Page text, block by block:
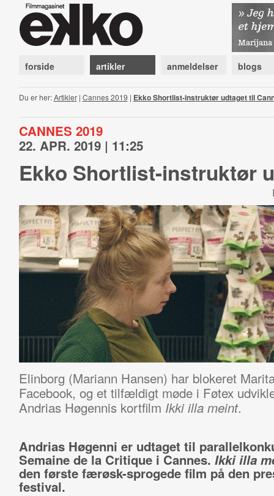
forside artikler anmeldelser blogs
Du er her:Artikler| Cannes 2019 | Ekko Shortlist-instruktør udtaget til
CANNES 2019
22. APR. 2019 | 11:25
Ekko Shortlist-instruktør
Elinborg (Mariann Hansen) har blokeret
Facebook, og et tilfældigt møde i Føtex
Andrias Høgennis kortfilm Ikki illa meint.
Andrias Høgenni er udtaget til
Semaine de la Critique i Cannes. Ikki illa
den første færøsk-sprogede film på den
festival.